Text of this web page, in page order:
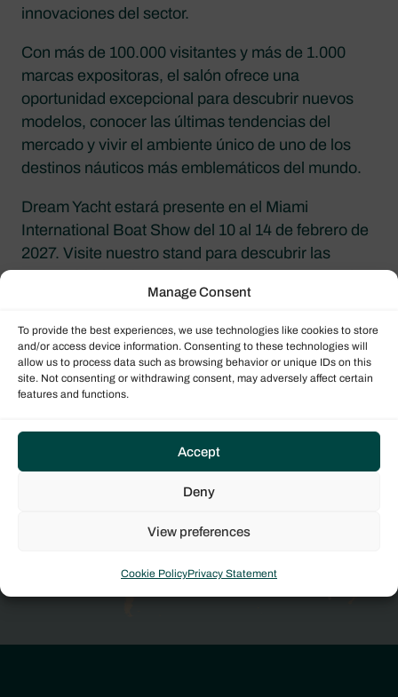
Manage Consent
To provide the best experiences, we use technologies like cookies to store
and/or access device information. Consenting to these technologies will
allow us to process data such as browsing behavior or unique IDs on this
site. Not consenting or withdrawing consent, may adversely affect certain
features and functions.
Accept
Deny
View preferences
Cookie PolicyPrivacy Statement
innovaciones del sector.
Con más de 100.000 visitantes y más de 1.000
marcas expositoras, el salón ofrece una
oportunidad excepcional para descubrir nuevos
modelos, conocer las últimas tendencias del
mercado y vivir el ambiente único de uno de los
destinos náuticos más emblemáticos del mundo.
Dream Yacht estará presente en el Miami
International Boat Show del 10 al 14 de febrero de
2027. Visite nuestro stand para descubrir las
oportunidades de propiedad de yates, conocer los
últimos modelos de catamaranes y hablar con
nuestro equipo sobre sus proyectos de
navegación.
Descubre más
Solicita más detalles hoy mismo y un miembro de
nuestro equipo internacional de expertos agentes
de ventas se pondrá en contacto contigo para
SOLICITAR CITA